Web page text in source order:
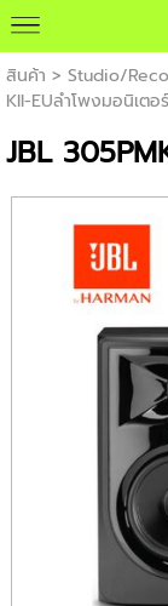
สินค้า > Studio/
KII-EUลำโพงมอนิเตอ
JBL